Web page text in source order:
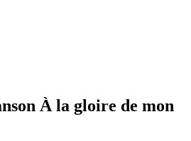
À la gloire de mon